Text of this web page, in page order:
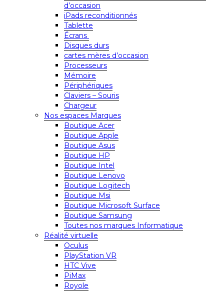
d’occasion
iPads reconditionnés
Tablette
Écrans
Disques durs
cartes mères d’occasion
Processeurs
Mémoire
Périphériques
Claviers – Souris
Chargeur
Nos espaces Marques
Boutique Acer
Boutique Apple
Boutique Asus
Boutique HP
Boutique Intel
Boutique Lenovo
Boutique Logitech
Boutique Msi
Boutique Microsoft Surface
Boutique Samsung
Toutes nos marques Informatique
Réalité virtuelle
Oculus
PlayStation VR
HTC Vive
PiMax
Royole